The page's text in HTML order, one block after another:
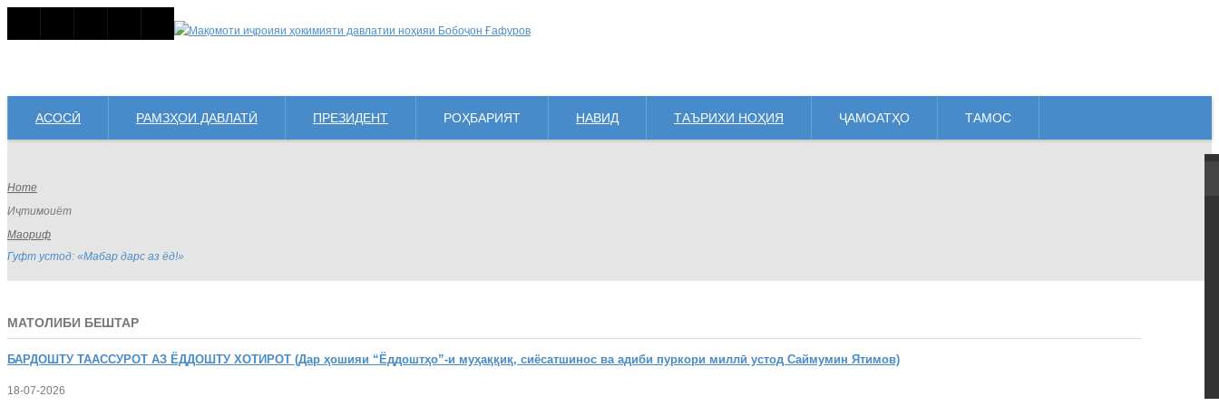
АСОСӢ РАМЗҲОИ ДАВЛАТӢ ПРЕЗИДЕНТ РОҲБАРИЯТ НАВИД ТАЪРИХИ НОҲИЯ ҶАМОАТҲО ТАМОС
Home
Иҷтимоиёт
Маориф
Гуфт устод: «Мабар дарс аз ёд!»
МАТОЛИБИ БЕШТАР
БАРДОШТУ ТААССУРОТ АЗ ЁДДОШТУ ХОТИРОТ (Дар ҳошияи “Ёддоштҳо”-и муҳаққиқ, сиёсатшинос ва адиби пуркори миллӣ устод Саймумин Ятимов)
18-07-2026